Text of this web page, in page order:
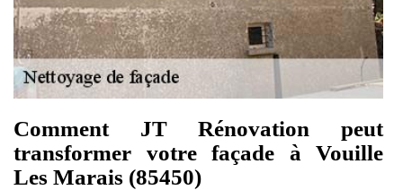
Comment JT Rénovation peut
transformer votre façade à Vouille
Les Marais (85450)